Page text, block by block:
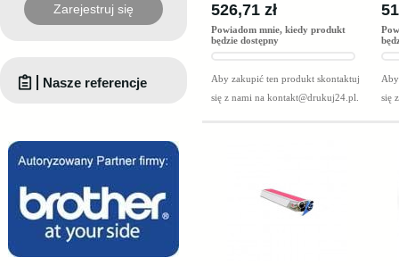
526,71 zł
Powiadom mnie, kiedy produkt
będzie dostępny
Aby zakupić ten produkt skontaktuj
się z nami na kontakt@drukuj24.pl
się
Zarejestruj się
Nasze referencje